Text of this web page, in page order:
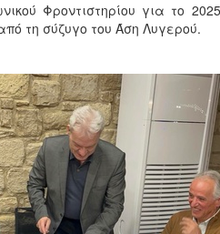
Φροντιστηρίου για το
τη σύζυγο του Άση Λυγερού.